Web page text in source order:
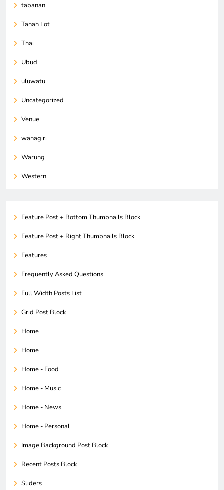
tabanan
Tanah Lot
Thai
Ubud
uluwatu
Uncategorized
Venue
wanagiri
Warung
Western
Feature Post + Bottom Thumbnails Block
Feature Post + Right Thumbnails Block
Features
Frequently Asked Questions
Full Width Posts List
Grid Post Block
Home
Home
Home - Food
Home - Music
Home - News
Home - Personal
Image Background Post Block
Recent Posts Block
Sliders